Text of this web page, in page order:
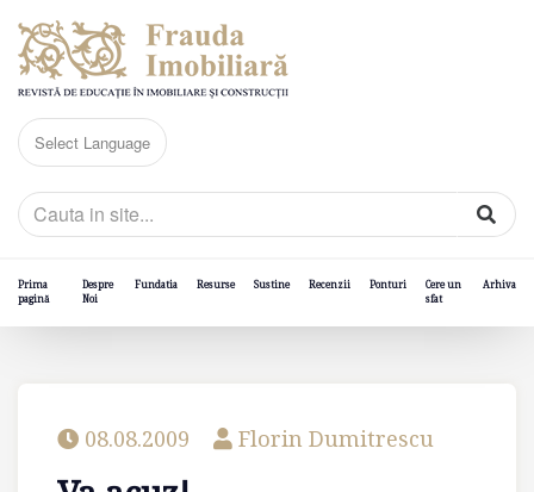
Prima
pagină
Despre
Noi
Fundatia Resurse Sustine Recenzii Ponturi
Cere un
sfat
Arhiva
08.08.2009 Florin Dumitrescu